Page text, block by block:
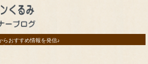
らおすすめ情報を発信♪